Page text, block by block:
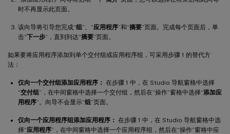
时不再显示此页面。
该向导将引导您完成“组”、“应用程序”和“摘要”页面。完成每个页面后，单
击“下一步”，直到到达“摘要”页面。
如果要将应用程序添加到单个交付组或应用程序组，可采用步骤 1 的替代方
法：
仅向一个交付组添加应用程序： 在步骤 1 中，在 Studio 导航窗格中选择
“交付组”，在中间窗格中选择一个交付组，然后在“操作”窗格中选择“添加应
用程序”。向导不会显示“组”页面。
仅向一个应用程序组添加应用程序： 在步骤 1 中，在 Studio 导航窗格中选
择“应用程序”，在中间窗格中选择一个应用程序组，然后在“操作”窗格中应